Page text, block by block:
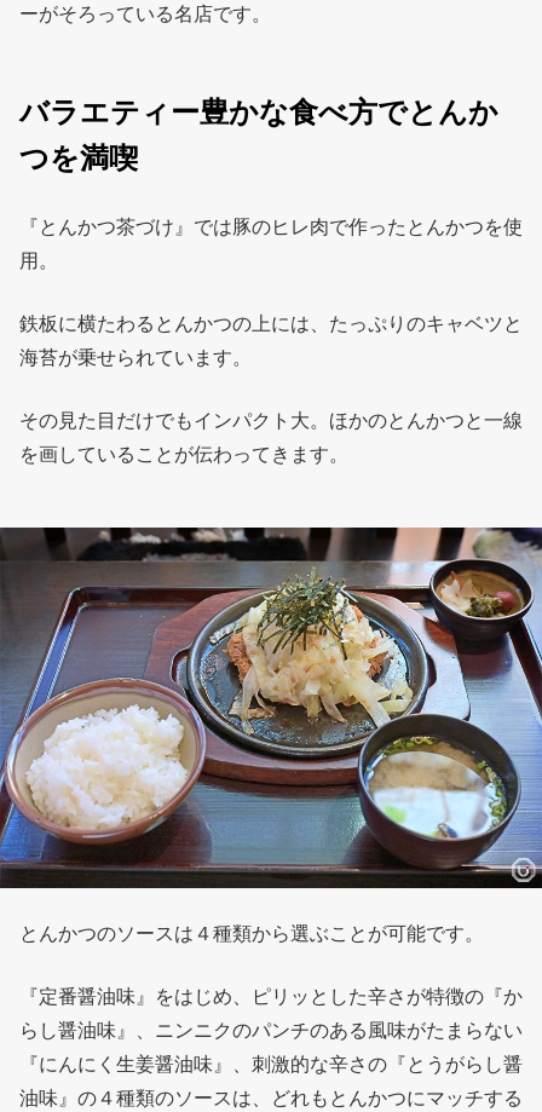
ーがそろっている名店です。
バラエティー豊かな食べ方でとんか
つを満喫
『とんかつ茶づけ』では豚のヒレ肉で作ったとんかつを使
用。
鉄板に横たわるとんかつの上には、たっぷりのキャベツと
海苔が乗せられています。
その見た目だけでもインパクト大。ほかのとんかつと一線
を画していることが伝わってきます。
とんかつのソースは４種類から選ぶことが可能です。
『定番醤油味』をはじめ、ピリッとした辛さが特徴の『か
らし醤油味』、ニンニクのパンチのある風味がたまらない
『にんにく生姜醤油味』、刺激的な辛さの『とうがらし醤
油味』の４種類のソースは、どれもとんかつにマッチする